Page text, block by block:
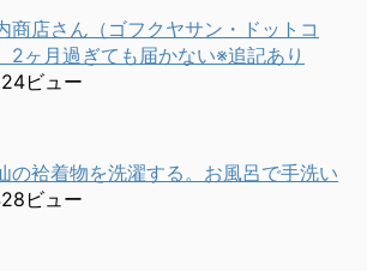
商店さん（ゴフクヤサン・ドットコ
2ヶ月過ぎても届かない※追記あり
ビュー
の袷着物を洗濯する。お風呂で手洗い
ビュー